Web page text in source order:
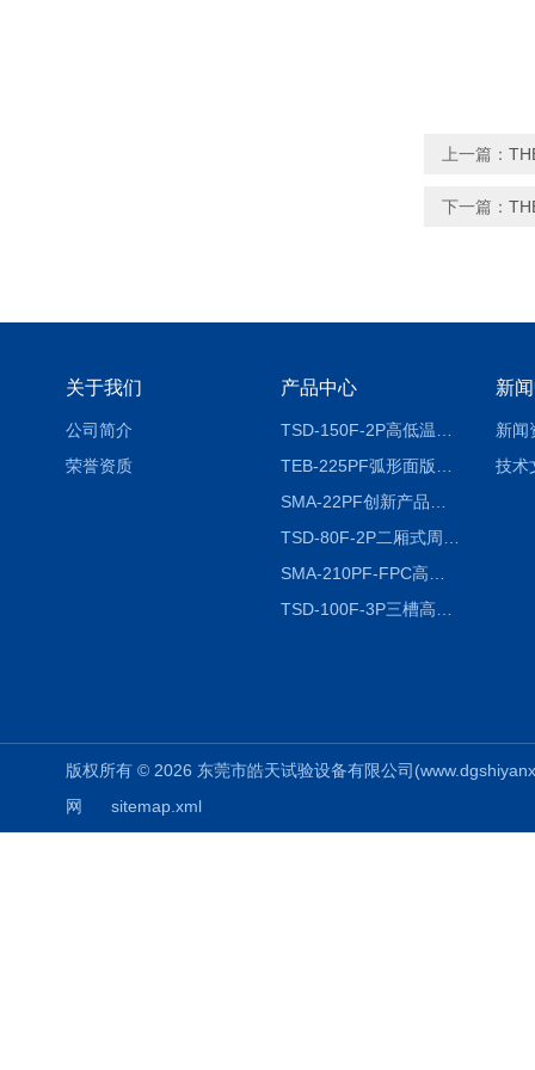
上一篇：
下一篇：
关于我们
公司简介
荣誉资质
产品中心 新
新闻
技术
版权所有 © 2026 东莞市皓天试验设备有限公司
网
sitemap.xml